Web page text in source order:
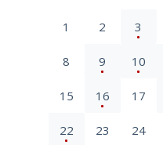
1 2 3
8 9 10
15 16 17
22 23 24